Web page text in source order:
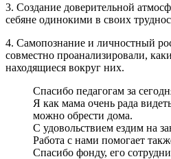
3. Создание доверительной
себяне одинокими в своих
4. Самопознание и личностный
совместно проанализировали,
находящиеся вокруг них.
Спасибо педагогам за
Я как мама очень рада
можно обрести дома.
С удовольствием ездим на
Работа с нами помогает
Спасибо фонду, его